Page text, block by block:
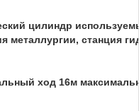
цилиндр
металлургии, станция
ход 16м